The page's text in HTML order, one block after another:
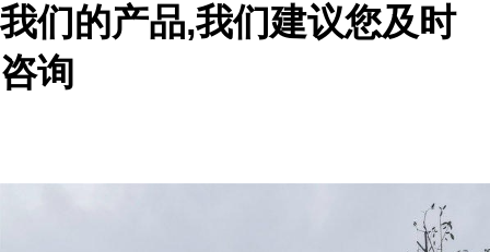
我们的产品,我们建议您及时
咨询